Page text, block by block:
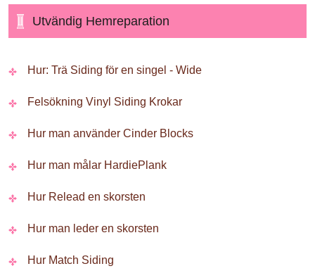
Utvändig Hemreparation
Hur: Trä Siding för en singel - Wide
Felsökning Vinyl Siding Krokar
Hur man använder Cinder Blocks
Hur man målar HardiePlank
Hur Relead en skorsten
Hur man leder en skorsten
Hur Match Siding